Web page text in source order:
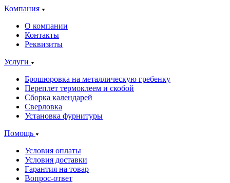
Компания
О компании
Контакты
Реквизиты
Услуги
Брошюровка на металлическую гребенку
Переплет термоклеем и скобой
Сборка календарей
Сверловка
Установка фурнитуры
Помощь
Условия оплаты
Условия доставки
Гарантия на товар
Вопрос-ответ